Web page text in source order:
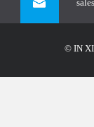
© IN